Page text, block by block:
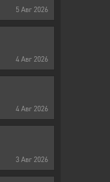
5 Авг 2026
4 Авг 2026
4 Авг 2026
3 Авг 2026